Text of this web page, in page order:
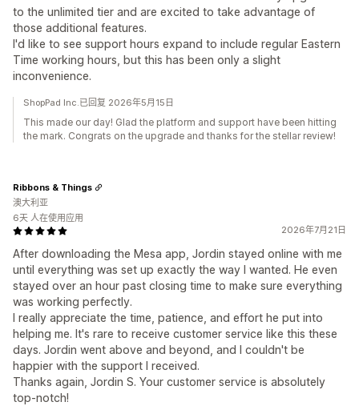
to the unlimited tier and are excited to take advantage of
those additional features.
I'd like to see support hours expand to include regular Eastern
Time working hours, but this has been only a slight
inconvenience.
ShopPad Inc.已回复 2026年5月15日
This made our day! Glad the platform and support have been hitting
the mark. Congrats on the upgrade and thanks for the stellar review!
2026年7月21日
After downloading the Mesa app, Jordin stayed online with me
until everything was set up exactly the way I wanted. He even
stayed over an hour past closing time to make sure everything
was working perfectly.
I really appreciate the time, patience, and effort he put into
helping me. It's rare to receive customer service like this these
days. Jordin went above and beyond, and I couldn't be
happier with the support I received.
Thanks again, Jordin S. Your customer service is absolutely
top-notch!
Ribbons & Things
澳大利亚
6天 人在使用应用